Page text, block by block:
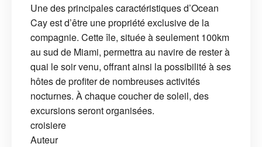
Une des principales caractéristiques d’Ocean
Cay est d’être une propriété exclusive de la
compagnie. Cette île, située à seulement 100km
au sud de Miami, permettra au navire de rester à
quai le soir venu, offrant ainsi la possibilité à ses
hôtes de profiter de nombreuses activités
nocturnes. À chaque coucher de soleil, des
excursions seront organisées.
croisiere
Auteur